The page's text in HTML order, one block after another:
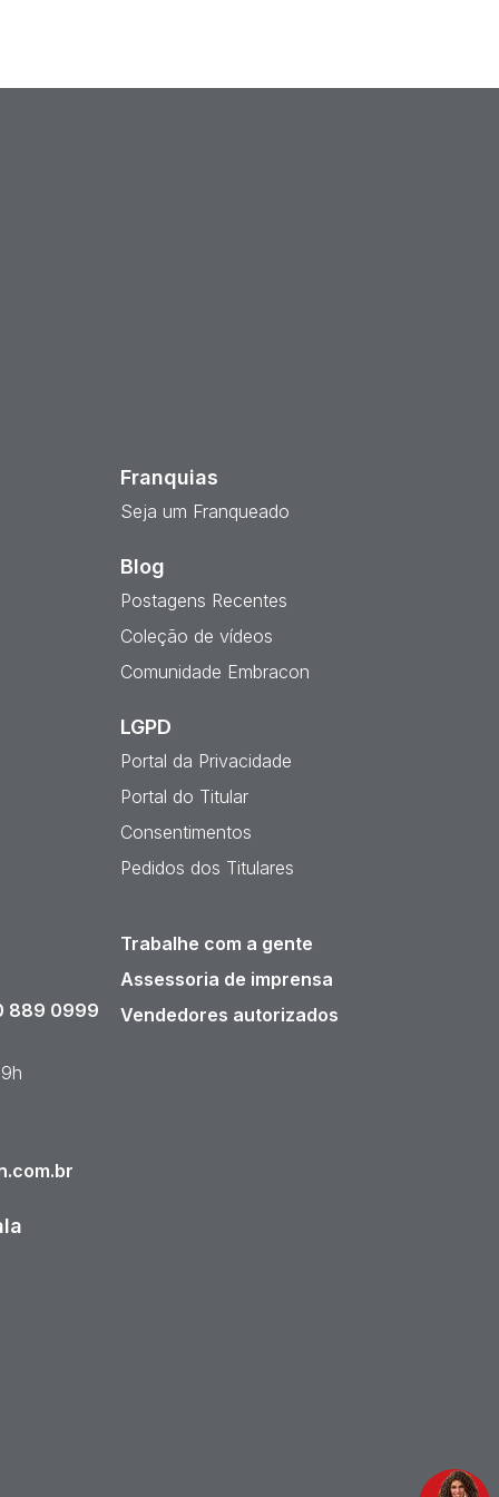
Franquias
Seja um Franqueado
Blog
Postagens Recentes
Coleção de vídeos
Comunidade Embracon
LGPD
Portal da Privacidade
Portal do Titular
Consentimentos
Pedidos dos Titulares
889 0999
Trabalhe com a gente
Assessoria de imprensa
Vendedores autorizados